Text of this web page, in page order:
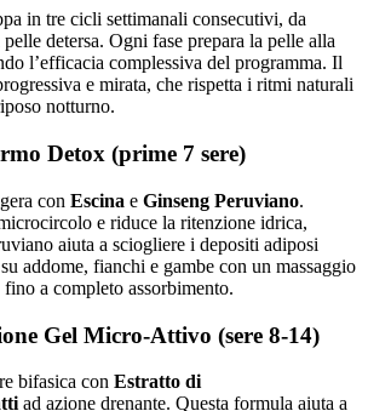
in tre cicli settimanali consecutivi, da
detersa. Ogni fase prepara la pelle alla
l’efficacia complessiva del programma. Il
e mirata, che rispetta i ritmi naturali
notturno.
Detox (prime 7 sere)
con Escina e Ginseng Peruviano.
e riduce la ritenzione idrica,
aiuta a sciogliere i depositi adiposi
addome, fianchi e gambe con un massaggio
fino a completo assorbimento.
Gel Micro-Attivo (sere 8-14)
bifasica con Estratto di
ad azione drenante. Questa formula aiuta a